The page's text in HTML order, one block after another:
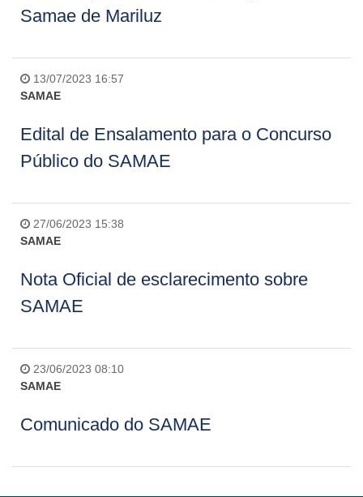
Samae de Mariluz
13/07/2023 16:57
SAMAE
Edital de Ensalamento para o Concurso
Público do SAMAE
27/06/2023 15:38
SAMAE
Nota Oficial de esclarecimento sobre
SAMAE
23/06/2023 08:10
SAMAE
Comunicado do SAMAE